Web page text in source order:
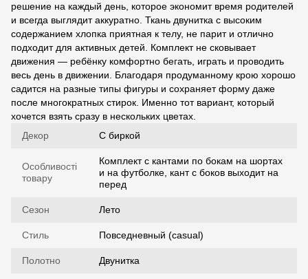
решение на каждый день, которое экономит время родителей
и всегда выглядит аккуратно. Ткань двунитка с высоким
содержанием хлопка приятная к телу, не парит и отлично
подходит для активных детей. Комплект не сковывает
движения — ребёнку комфортно бегать, играть и проводить
весь день в движении. Благодаря продуманному крою хорошо
садится на разные типы фигуры и сохраняет форму даже
после многократных стирок. Именно тот вариант, который
хочется взять сразу в нескольких цветах.
Декор
С биркой
Особливості
товару
Комплект с кантами по бокам на шортах
и на футболке, кант с боков выходит на
перед
Сезон Лето
Стиль Повседневный (casual)
Полотно Двунитка